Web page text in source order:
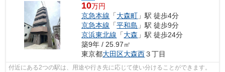
10万円
京急本線 「大森町 」駅 徒歩4分
京急本線 「平和島 」駅 徒歩9分
京浜東北線 「大森 」駅 徒歩24分
築9年 / 25.97㎡
東京都大田区大森西３丁目
付近にある2つの駅は、用途や行き先に応じて使い分けることができます。